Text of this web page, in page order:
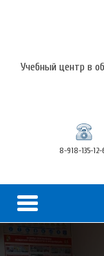
Учебный центр в
8-918-135-12-